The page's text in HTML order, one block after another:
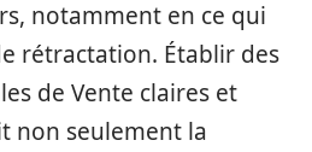
notamment en ce qui
rétractation. Établir des
de Vente claires et
non seulement la